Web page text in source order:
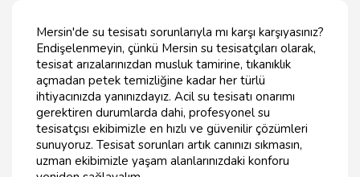
Mersin'de su tesisatı sorunlarıyla mı karşı karşıyasınız?
Endişelenmeyin, çünkü Mersin su tesisatçıları olarak,
tesisat arızalarınızdan musluk tamirine, tıkanıklık
açmadan petek temizliğine kadar her türlü
ihtiyacınızda yanınızdayız. Acil su tesisatı onarımı
gerektiren durumlarda dahi, profesyonel su
tesisatçısı ekibimizle en hızlı ve güvenilir çözümleri
sunuyoruz. Tesisat sorunları artık canınızı sıkmasın,
uzman ekibimizle yaşam alanlarınızdaki konforu